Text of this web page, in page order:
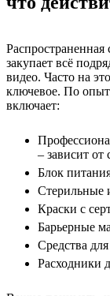
закупает всё
видео. Часто на
ключевое. По
включает:
– зависит от
Блок
Стерильные
Краски с
Барьерные
Средства
Расходники